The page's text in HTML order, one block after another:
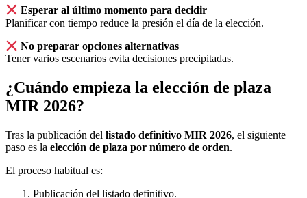
Esperar al último momento para decidir
Planificar con tiempo reduce la presión el día de la elección.
No preparar opciones alternativas
Tener varios escenarios evita decisiones precipitadas.
¿Cuándo empieza la elección de plaza
MIR 2026?
Tras la publicación del listado definitivo MIR 2026, el siguiente
paso es la elección de plaza por número de orden.
El proceso habitual es:
Publicación del listado definitivo.